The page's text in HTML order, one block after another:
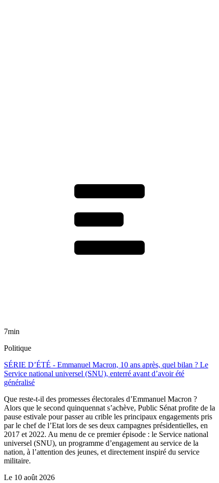
7min
Politique
SÉRIE D’ÉTÉ - Emmanuel Macron, 10 ans après, quel bilan ? Le
Service national universel (SNU), enterré avant d’avoir été
généralisé
Que reste-t-il des promesses électorales d’Emmanuel Macron ?
Alors que le second quinquennat s’achève, Public Sénat profite de la
pause estivale pour passer au crible les principaux engagements pris
par le chef de l’Etat lors de ses deux campagnes présidentielles, en
2017 et 2022. Au menu de ce premier épisode : le Service national
universel (SNU), un programme d’engagement au service de la
nation, à l’attention des jeunes, et directement inspiré du service
militaire.
Le 10 août 2026